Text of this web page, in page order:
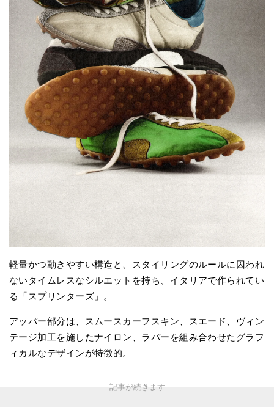
軽量かつ動きやすい構造と、スタイリングのルールに囚われ
ないタイムレスなシルエットを持ち、イタリアで作られてい
る「スプリンターズ」。
アッパー部分は、スムースカーフスキン、スエード、ヴィン
テージ加工を施したナイロン、ラバーを組み合わせたグラフ
ィカルなデザインが特徴的。